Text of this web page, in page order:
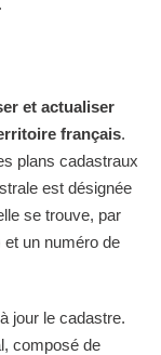
et actualiser
français.
plans cadastraux
est désignée
se trouve, par
un numéro de
jour le cadastre.
composé de